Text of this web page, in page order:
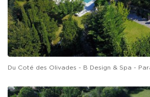
Du Coté des Olivades - B Design & Spa -